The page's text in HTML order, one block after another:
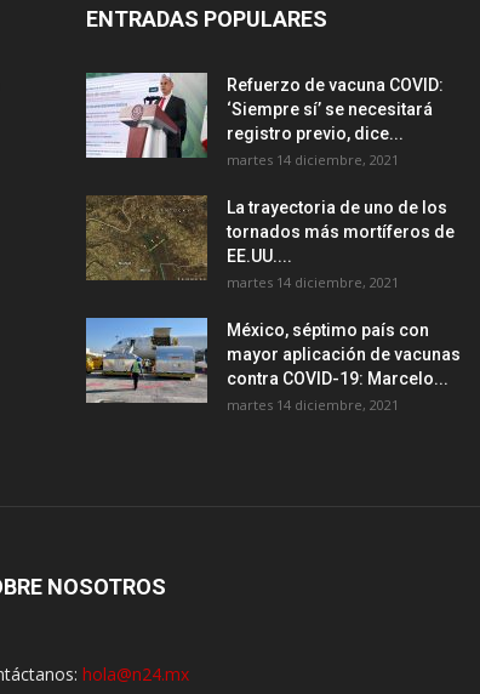
ENTRADAS POPULARES
Refuerzo de vacuna COVID:
‘Siempre sí’ se necesitará
registro previo, dice...
martes 14 diciembre, 2021
La trayectoria de uno de los
tornados más mortíferos de
EE.UU....
martes 14 diciembre, 2021
México, séptimo país con
mayor aplicación de vacunas
contra COVID-19: Marcelo...
martes 14 diciembre, 2021
NOSOTROS
hola@n24.mx